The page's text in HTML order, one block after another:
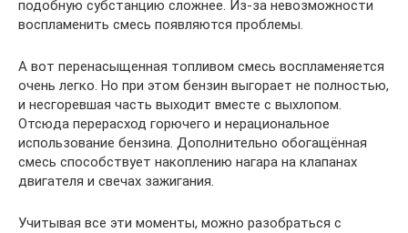
подобную субстанцию сложнее. Из-за невозможности
воспламенить смесь появляются проблемы.
А вот перенасыщенная топливом смесь воспламеняется
очень легко. Но при этом бензин выгорает не полностью,
и несгоревшая часть выходит вместе с выхлопом.
Отсюда перерасход горючего и нерациональное
использование бензина. Дополнительно обогащённая
смесь способствует накоплению нагара на клапанах
двигателя и свечах зажигания.
Учитывая все эти моменты, можно разобраться с